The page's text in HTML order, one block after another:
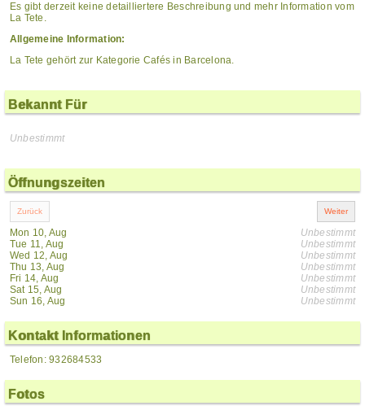
Es gibt derzeit keine detailliertere Beschreibung und mehr Information vom
La Tete.
Allgemeine Information:
La Tete gehört zur Kategorie Cafés in Barcelona.
Bekannt Für
Unbestimmt
Öffnungszeiten
Mon 10, Aug
Tue 11, Aug
Wed 12, Aug
Thu 13, Aug
Fri 14, Aug
Sat 15, Aug
Sun 16, Aug
Unbestimmt
Unbestimmt
Unbestimmt
Unbestimmt
Unbestimmt
Unbestimmt
Unbestimmt
Kontakt Informationen
Telefon: 932684533
Fotos